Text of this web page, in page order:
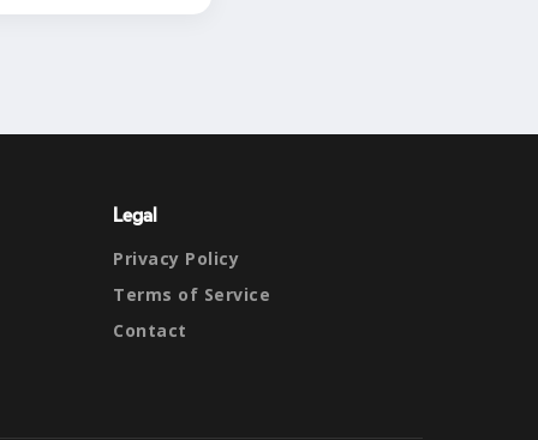
Legal
Privacy Policy
Terms of Service
Contact